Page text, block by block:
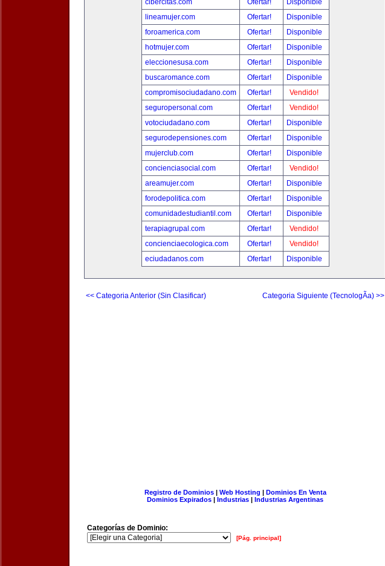
cibercitas.com
Ofertar!
Disponible
lineamujer.com
Ofertar!
Disponible
foroamerica.com
Ofertar!
Disponible
hotmujer.com
Ofertar!
Disponible
eleccionesusa.com
Ofertar!
Disponible
buscaromance.com
Ofertar!
Disponible
compromisociudadano.com
Ofertar!
Vendido!
seguropersonal.com
Ofertar!
Vendido!
votociudadano.com
Ofertar!
Disponible
segurodepensiones.com
Ofertar!
Disponible
mujerclub.com
Ofertar!
Disponible
concienciasocial.com
Ofertar!
Vendido!
areamujer.com
Ofertar!
Disponible
forodepolitica.com
Ofertar!
Disponible
comunidadestudiantil.com
Ofertar!
Disponible
terapiagrupal.com
Ofertar!
Vendido!
concienciaecologica.com
Ofertar!
Vendido!
eciudadanos.com
Ofertar! Disponible
<< Categoria Anterior (Sin Clasificar) Categoria Siguiente (TecnologÃ­a) >>
Registro de Dominios| Web Hosting | Dominios En Venta
Dominios Expirados | Industrias | Industrias Argentinas
Categorías de Dominio:
[Pág. principal]